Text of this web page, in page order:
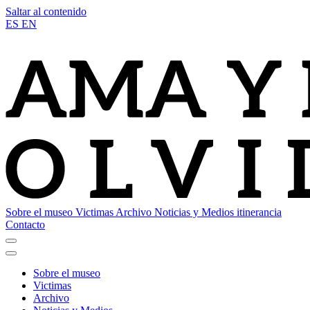
Saltar al contenido
ES EN
Sobre el museo Victimas Archivo Noticias y Medios itinerancia
Contacto
Sobre el museo
Victimas
Archivo